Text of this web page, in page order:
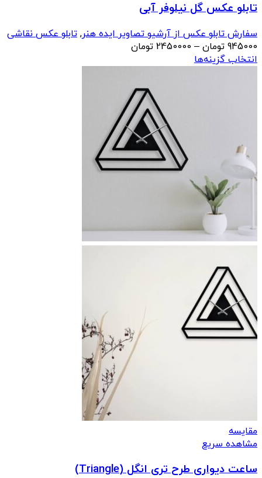
تابلو عکس گل نیلوفر آبی
سفارش تابلو عکس از آرشیو تصاویر ایده هنر, تابلو عکس نقاشی
945000 تومان –
2450000 تومانمحدوده
2450000 تومان
انتخاب گزینه‌ها
مقایسه
مشاهده سریع
ساعت دیواری طرح تری انگل (Triangle)